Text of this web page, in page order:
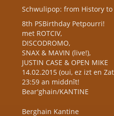
Schwulipop: from History to
8th PSBirthday Petpourri!
met ROTCIV,
DISCODROMO,
SNAX & MAVIN (live!),
JUSTIN CASE & OPEN MIKE
14.02.2015 (oui, ez izt en
23:59 an middnît!
Bear'ghain/KANTINE
Berghain Kantine